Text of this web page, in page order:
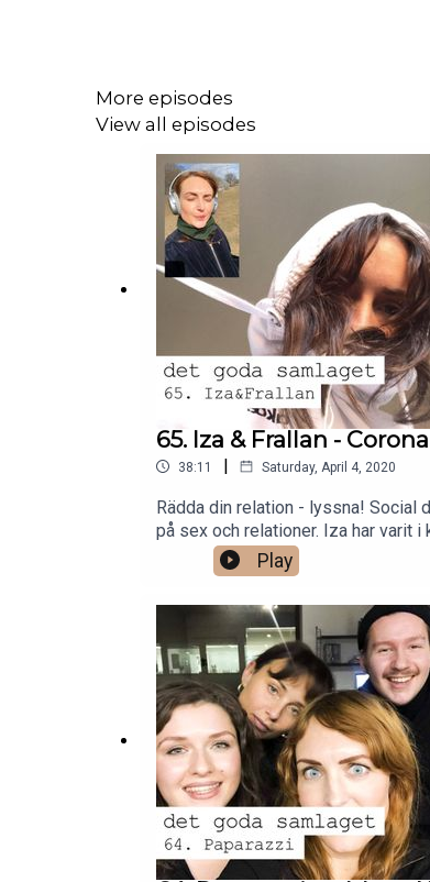
More episodes
View all episodes
65. Iza & Frallan -
38:11 | Saturday, April 4, 2020
Rädda din relation - lyssna! Social
på sex och relationer. Iza har varit
distanscomeback.
Play